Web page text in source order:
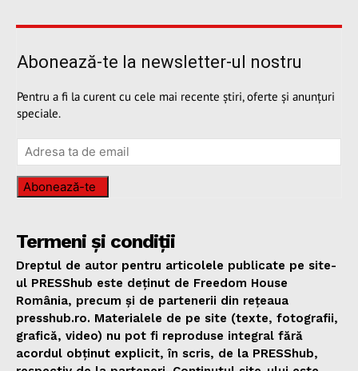
Abonează-te la newsletter-ul nostru
Pentru a fi la curent cu cele mai recente știri, oferte și anunțuri
speciale.
Abonează-te
Termeni și condiții
Dreptul de autor pentru articolele publicate pe site-
ul PRESShub este deținut de Freedom House
România, precum și de partenerii din rețeaua
presshub.ro. Materialele de pe site (texte, fotografii,
grafică, video) nu pot fi reproduse integral fără
acordul obținut explicit, în scris, de la PRESShub,